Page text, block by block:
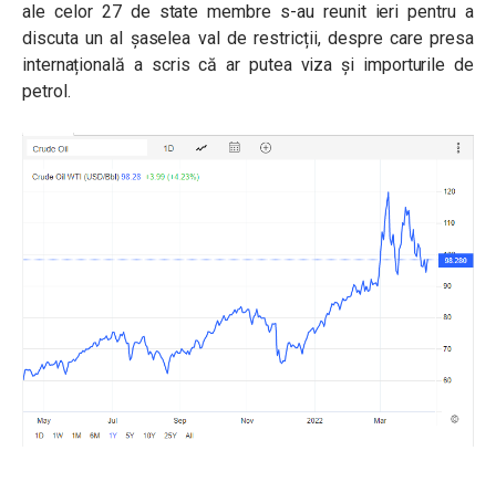
ale celor 27 de state membre s-au reunit ieri pentru a
discuta un al șaselea val de restricții, despre care presa
internațională a scris că ar putea viza și importurile de
petrol.